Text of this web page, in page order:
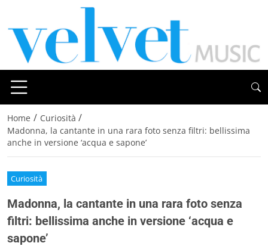
Home / Curiosità /
Madonna, la cantante in una rara foto senza filtri: bellissima
anche in versione ‘acqua e sapone’
Curiosità
Madonna, la cantante in una rara foto senza
filtri: bellissima anche in versione ‘acqua e
sapone’